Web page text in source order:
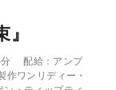
分 配給：アンプ
ワンリディー・